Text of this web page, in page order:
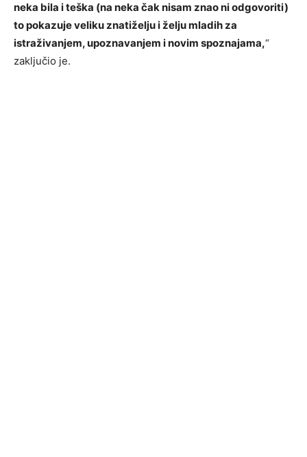
neka bila i teška (na neka čak nisam znao ni odgovoriti)
to pokazuje veliku znatiželju i želju mladih za
istraživanjem, upoznavanjem i novim spoznajama,“
zaključio je.